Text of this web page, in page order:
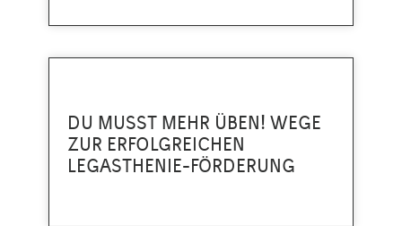
DU MUSST MEHR ÜBEN! WEGE
ZUR ERFOLGREICHEN
LEGASTHENIE-FÖRDERUNG